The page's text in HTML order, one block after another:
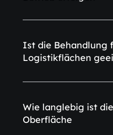
Ist die Behandlung
Logistikflächen
Wie langlebig ist
Oberfläche